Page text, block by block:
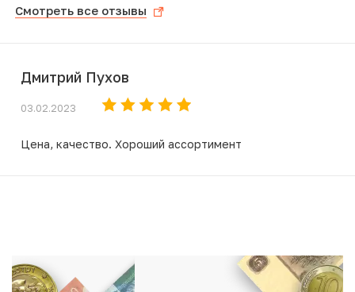
Смотреть все отзывы
Дмитрий Пухов
03.02.2023
Цена, качество. Хороший ассортимент